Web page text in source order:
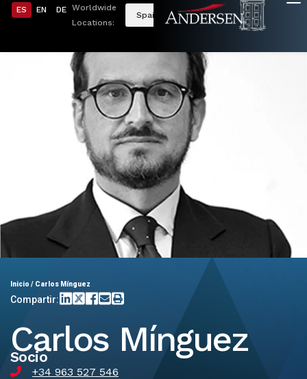
ES EN DE Worldwide
Locations:
Spain
Inicio / Carlos Mínguez
Compartir:
Carlos Mínguez
Socio
+34 963 527 546